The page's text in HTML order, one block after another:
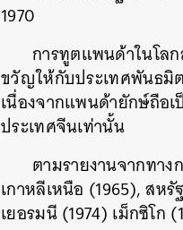
1970
การทูตแพนด้าในโล
ขวัญให้กับประเทศพันธมิ
เนื่องจากแพนด้ายักษ์ถือ
ประเทศจีนเท่านั้น
ตามรายงานจากทา
เกาหลีเหนือ (1965), สห
เยอรมนี (1974) เม็กซิโก